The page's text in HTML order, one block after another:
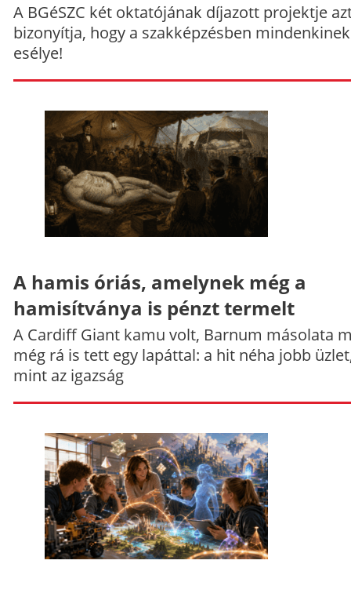
A BGéSZC két oktatójának díjazott projektje
bizonyítja, hogy a szakképzésben
esélye!
A hamis óriás, amelynek még a
hamisítványa is pénzt termelt
A Cardiff Giant kamu volt, Barnum másolata
még rá is tett egy lapáttal: a hit néha jobb
mint az igazság